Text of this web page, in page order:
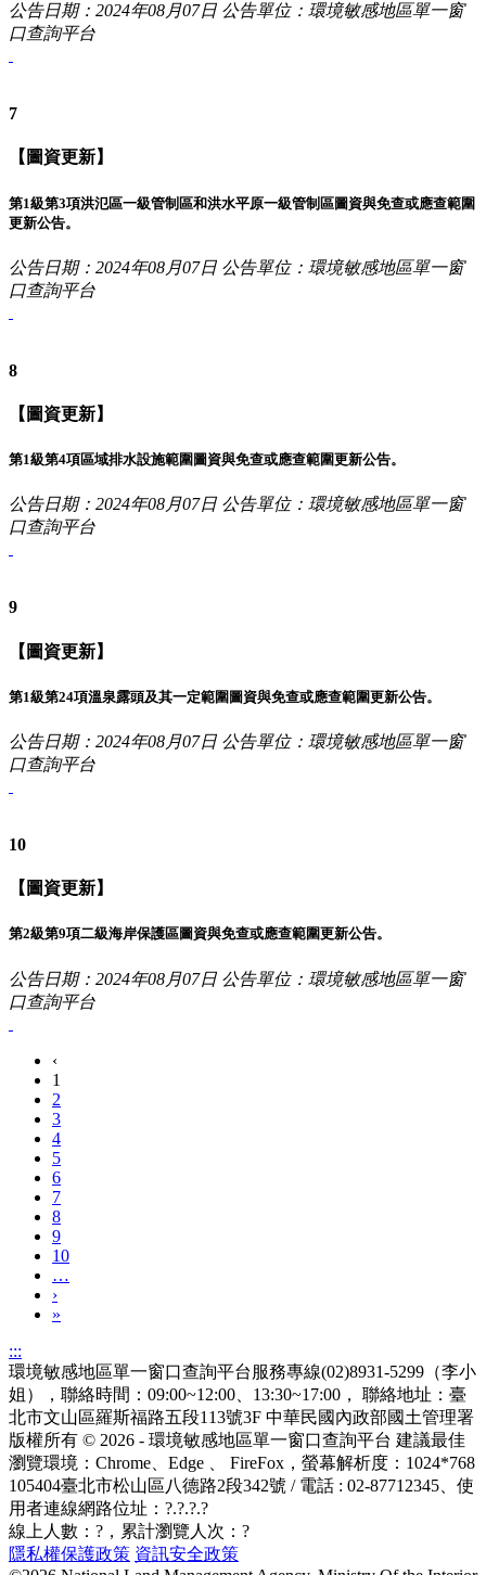
公告日期：2024年08月07日 公告單位：環境敏感地區單一窗
口查詢平台
7
【圖資更新】
第1級第3項洪氾區一級管制區和洪水平原一級管制區圖資與免查或應查範圍
更新公告。
公告日期：2024年08月07日 公告單位：環境敏感地區單一窗
口查詢平台
8
【圖資更新】
第1級第4項區域排水設施範圍圖資與免查或應查範圍更新公告。
公告日期：2024年08月07日 公告單位：環境敏感地區單一窗
口查詢平台
9
【圖資更新】
第1級第24項溫泉露頭及其一定範圍圖資與免查或應查範圍更新公告。
公告日期：2024年08月07日 公告單位：環境敏感地區單一窗
口查詢平台
10
【圖資更新】
第2級第9項二級海岸保護區圖資與免查或應查範圍更新公告。
公告日期：2024年08月07日 公告單位：環境敏感地區單一窗
口查詢平台
‹
1
2
3
4
5
6
7
8
9
10
…
›
»
:::
環境敏感地區單一窗口查詢平台服務專線(02)8931-5299（李小
姐），聯絡時間：09:00~12:00、13:30~17:00， 聯絡地址：臺
北市文山區羅斯福路五段113號3F 中華民國內政部國土管理署
版權所有 © 2026 - 環境敏感地區單一窗口查詢平台 建議最佳
瀏覽環境：Chrome、Edge 、 FireFox，螢幕解析度：1024*768
105404臺北市松山區八德路2段342號 / 電話 : 02-87712345 、使
用者連線網路位址：?.?.?.?
線上人數： ? ，累計瀏覽人次： ?
隱私權保護政策 資訊安全政策